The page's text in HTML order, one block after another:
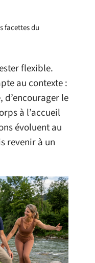
facettes du
flexible.
au contexte :
d’encourager le
à l’accueil
évoluent au
revenir à un